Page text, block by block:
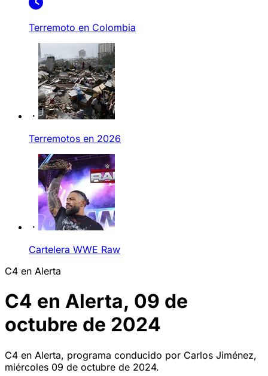
Terremoto en Colombia
Terremotos en 2026
Cartelera WWE Raw
C4 en Alerta
C4 en Alerta, 09 de
octubre de 2024
C4 en Alerta, programa conducido por Carlos Jiménez,
miércoles 09 de octubre de 2024.